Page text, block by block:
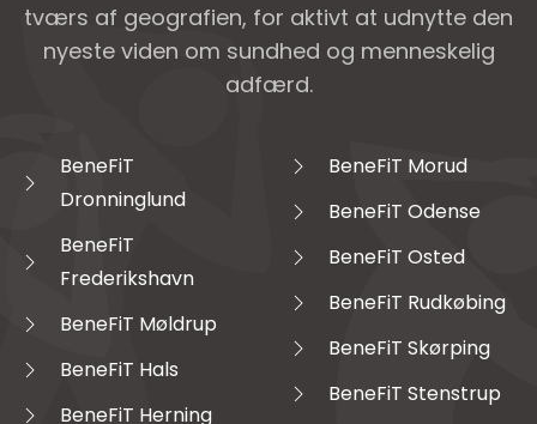
tværs af geografien, for aktivt at udnytte den
nyeste viden om sundhed og menneskelig
adfærd.
BeneFiT
Dronninglund
BeneFiT
Frederikshavn
BeneFiT Møldrup
BeneFiT Hals
BeneFiT Herning
BeneFiT Morud
BeneFiT Odense
BeneFiT Osted
BeneFiT Rudkøbing
BeneFiT Skørping
BeneFiT Stenstrup